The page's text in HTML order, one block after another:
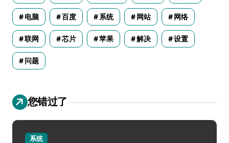
电脑 百度 系统 网站 网络
联网 芯片 苹果 解决 设置
问题
您错过了
系统